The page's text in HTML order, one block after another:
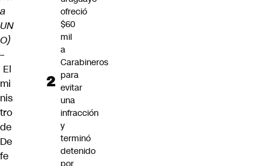
a
UN
O)
–
El
mi
nis
tro
de
De
fe
ofreció
$60
mil
a
Carabineros
para
evitar
una
infracción
y
terminó
detenido
por